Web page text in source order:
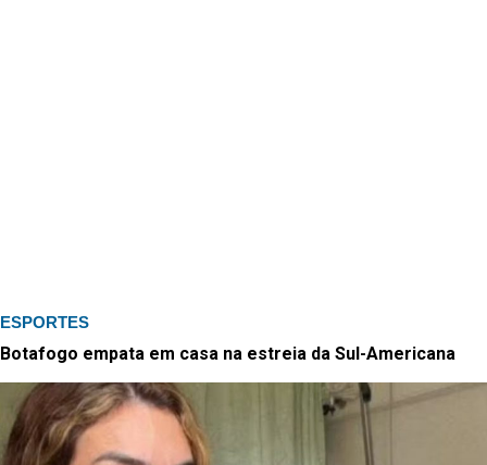
ESPORTES
Botafogo empata em casa na estreia da Sul-Americana